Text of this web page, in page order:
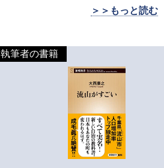
＞＞もっと読む
執筆者の書籍